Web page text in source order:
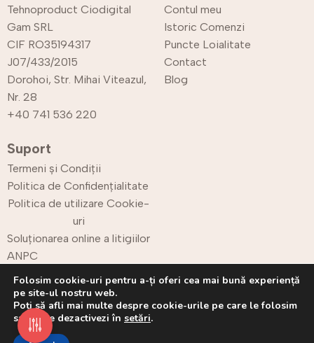
Tehnoproduct Ciodigital
Gam SRL
CIF RO35194317
J07/433/2015
Dorohoi, Str. Mihai Viteazul,
Nr. 28
+40 741 536 220
Contul meu
Istoric Comenzi
Puncte Loialitate
Contact
Blog
Suport
Termeni și Condiții
Politica de Confidențialitate
Politica de utilizare Cookie-
uri
Soluționarea online a litigiilor
ANPC
Retur
Folosim cookie-uri pentru a-ți oferi cea mai bună experiență
pe site-ul nostru web.
Poți să afli mai multe despre cookie-urile pe care le folosim
sau să le dezactivezi în setări.